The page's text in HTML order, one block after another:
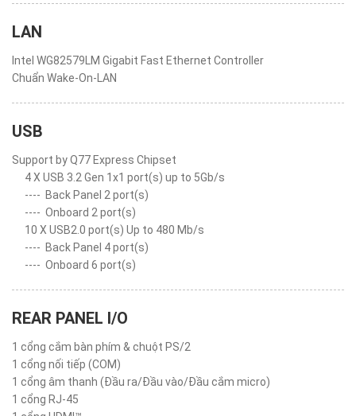
LAN
Intel WG82579LM Gigabit Fast Ethernet Controller
Chuẩn Wake-On-LAN
USB
Support by Q77 Express Chipset
4 X USB 3.2 Gen 1x1 port(s) up to 5Gb/s
---- Back Panel 2 port(s)
---- Onboard 2 port(s)
10 X USB2.0 port(s) Up to 480 Mb/s
---- Back Panel 4 port(s)
---- Onboard 6 port(s)
REAR PANEL I/O
1 cổng cắm bàn phím & chuột PS/2
1 cổng nối tiếp (COM)
1 cổng âm thanh (Đầu ra/Đầu vào/Đầu cắm micro)
1 cổng RJ-45